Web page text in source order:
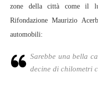
zone della città come il
Rifondazione Maurizio
automobili:
Sarebbe una bella
decine di chilometri